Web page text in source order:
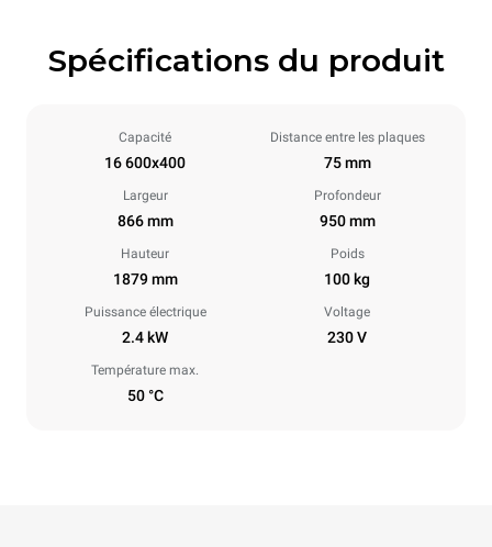
Spécifications du produit
Capacité
16 600x400
Distance entre les plaques
75 mm
Largeur
866 mm
Profondeur
950 mm
Hauteur
1879 mm
Poids
100 kg
Puissance électrique
2.4 kW
Voltage
230 V
Température max.
50 °C